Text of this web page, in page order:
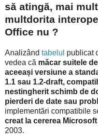
să atingă, mai
multdorita
Office nu ?
Analizând tabelul publicat
vedea că măcar suitele
aceeași versiune a
1.1 sau 1.2-draft,
nestingherit schimb de
pierderi de date sau
implementări compatibile
creat la cererea Microsoft
2003.